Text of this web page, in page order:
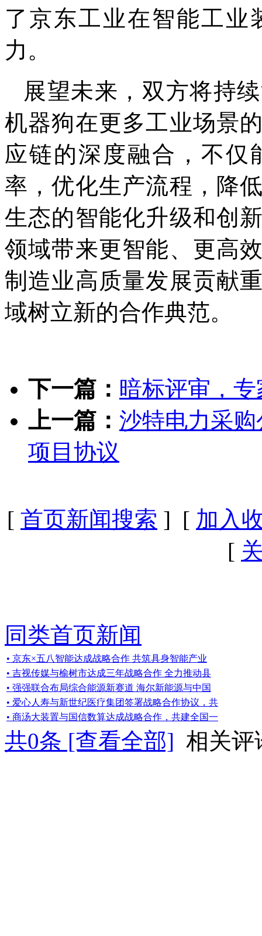
了京东工业在智能工业
力。
展望未来，双方将持
机器狗在更多工业场景
应链的深度融合，不仅
率，优化生产流程，降
生态的智能化升级和创
领域带来更智能、更高
制造业高质量发展贡献
域树立新的合作典范。
下一篇： 暗标评审，
上一篇： 沙特电力采
项目协议
[ 首页新闻搜索 ] [ 加入
[
同类首页新闻
• 京东×五八智能达成战略合作 共筑具身智能产业
• 吉视传媒与榆树市达成三年战略合作 全力推动县
• 强强联合布局综合能源新赛道 海尔新能源与中国
• 爱心人寿与新世纪医疗集团签署战略合作协议，共
• 商汤大装置与国信数算达成战略合作，共建全国一
共0条 [查看全部] 相关评